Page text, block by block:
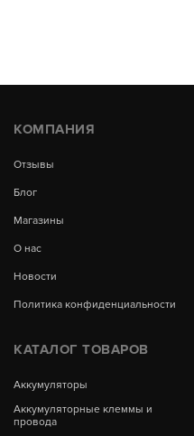
КОМПАНИЯ
Отзывы
Блог
Магазины
О нас
Новости
Политика конфиденциальности
КАТАЛОГ ТОВАРОВ
Аккумуляторы
Аккумуляторные клеммы и
провода